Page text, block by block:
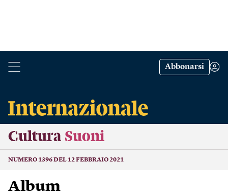
Abbonarsi
Cultura Suoni
NUMERO 1396 DEL 12 FEBBRAIO 2021
Album